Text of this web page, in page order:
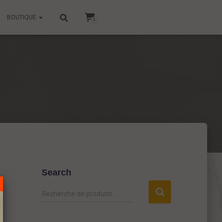
BOUTIQUE 0
Search
RRecherche de produits…